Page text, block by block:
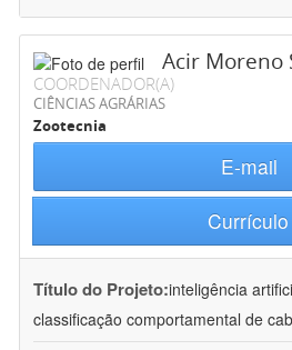
Acir Moreno
COORDENADOR(A)
CIÊNCIAS AGRÁRIAS
Zootecnia
E-mail
Currículo
Título do Projeto:inteligência
classificação comportamental de